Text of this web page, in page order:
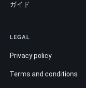
ガイド
LEGAL
Privacy policy
Terms and conditions